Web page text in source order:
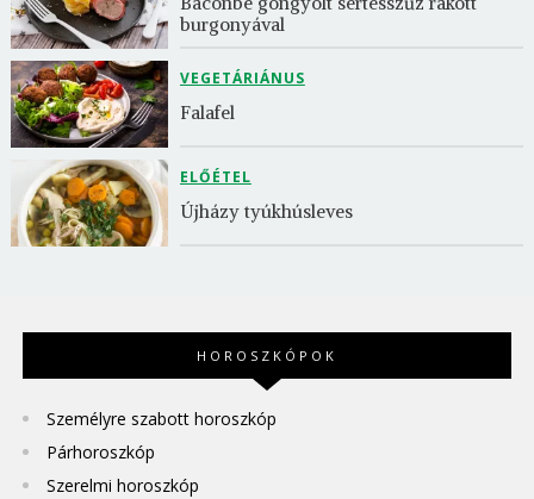
burgonyával
VEGETÁRIÁNUS
Falafel
ELŐÉTEL
Újházy tyúkhúsleves
HOROSZKÓPOK
Személyre szabott horoszkóp
Párhoroszkóp
Szerelmi horoszkóp